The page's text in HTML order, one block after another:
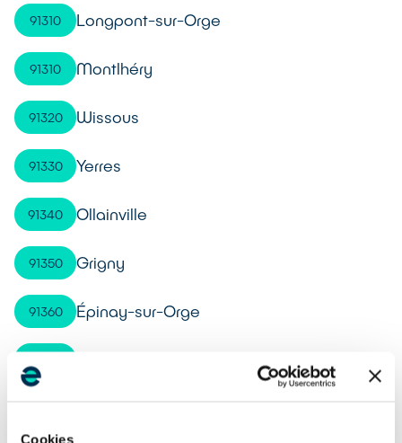
Cookies
91310 Longpont-sur-Orge
91310 Montlhéry
91320 Wissous
91330 Yerres
91340 Ollainville
91350 Grigny
91360 Épinay-sur-Orge